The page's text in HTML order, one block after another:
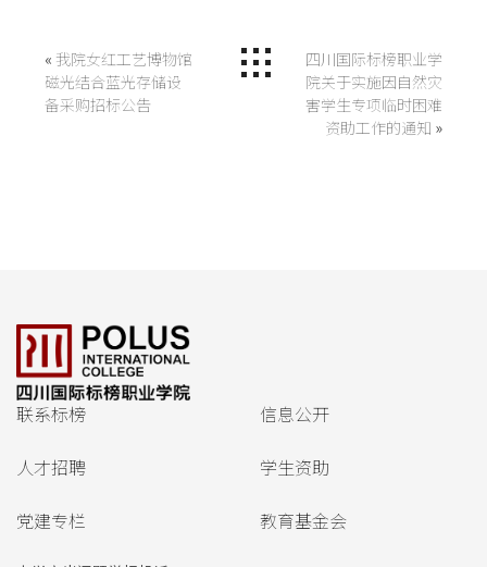
« 我院女红工艺博物馆
磁光结合蓝光存储设
备采购招标公告
四川国际标榜职业学
院关于实施因自然灾
害学生专项临时困难
资助工作的通知 »
联系标榜 信息公开
人才招聘 学生资助
党建专栏 教育基金会